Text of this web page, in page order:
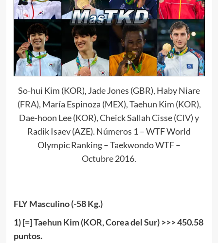
So-hui Kim (KOR), Jade Jones (GBR), Haby Niare
(FRA), María Espinoza (MEX), Taehun Kim (KOR),
Dae-hoon Lee (KOR), Cheick Sallah Cisse (CIV) y
Radik Isaev (AZE). Números 1 – WTF World
Olympic Ranking – Taekwondo WTF –
Octubre 2016.
FLY Masculino (-58 Kg.)
1) [=] Taehun Kim (KOR, Corea del Sur) >>>450.58
puntos.